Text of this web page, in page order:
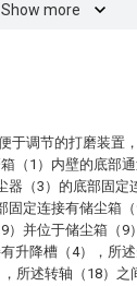
Show more
于调节的打磨装置
（1）内壁的底部
器（3）的底部固定
固定连接有储尘箱
）并位于储尘箱（9
升降槽（4），所
所述转轴（18）之